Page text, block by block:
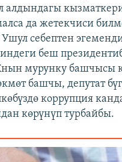
алдындагы
да жетекчиси
себептен
беш
мурунку башчысы
башчы, депутат
коррупция
көрүнүп турбайбы.